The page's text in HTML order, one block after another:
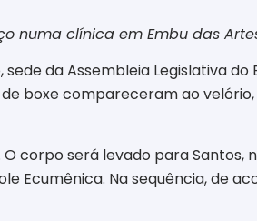
numa clínica em Embu das
da Assembleia Legislativa do
boxe compareceram ao
corpo será levado para Santos,
Ecumênica. Na sequência, de